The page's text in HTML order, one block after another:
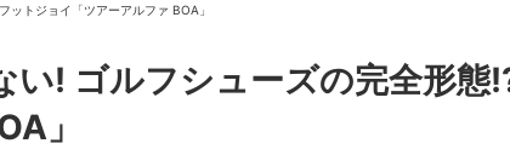
ットジョイ「ツアーアルファ BOA」
い! ゴルフシューズの完全形態
」